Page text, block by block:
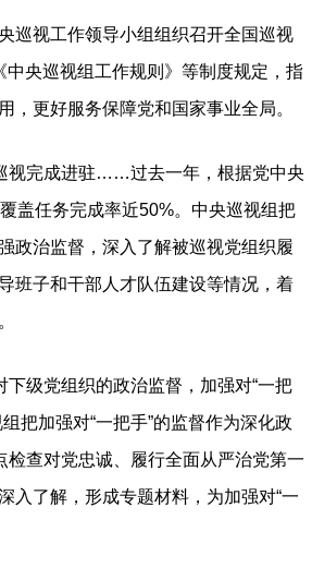
视工作领导小组组织召开全国巡视
央巡视组工作规则》等制度规定，指
更好服务保障党和国家事业全局。
视完成进驻……过去一年，根据党中央
盖任务完成率近50%。中央巡视组把
政治监督，深入了解被巡视党组织履
班子和干部人才队伍建设等情况，着
级党组织的政治监督，加强对“一把
把加强对“一把手”的监督作为深化政
检查对党忠诚、履行全面从严治党第一
入了解，形成专题材料，为加强对“一